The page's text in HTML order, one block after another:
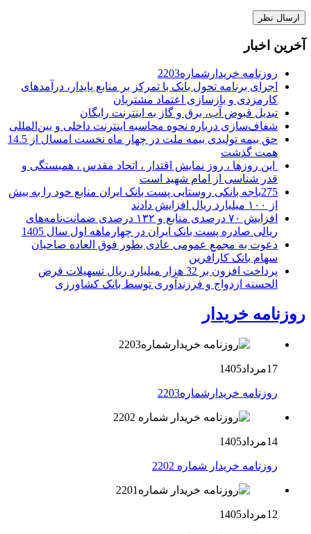
آخرین اخبار
روزنامه خریدارشماره2203
اجرای برنامه تحول بانک با تمرکز بر منابع پایدار، درآمدهای
کارمزدی و بازسازی اعتماد مشتریان
تبدیل قبوض آب، برق و گاز به اینترنت رایگان
شفاف‌سازی درباره نحوه محاسبه اینترنت داخلی و بین‌المللی
حق بیمه تولیدی بیمه ملت در چهار ماه نخست امسال از 14.5
همت گذشت
این روزها ، روز نمایش اقتدار ، اتحاد مقدس ، همبستگی و
قدر شناسی از امام شهید است
275باجه بانکی روستایی پست بانک ایران منابع خود را به بیش
از ۱۰۰ میلیارد ریال افزایش دادند
افزایش ۷۰ درصدی منابع و ۱۳۲ درصدی ضمانت‌نامه‌های
ریالی صادره پست بانک ایران در چهارماهه اول سال 1405
دعوت به مجمع عمومی عادی بطور فوق العاده صاحبان
سهام بانک کارآفرین
پرداخت افزون بر 32 هزار میلیارد ریال تسهیلات قرض
الحسنه ازدواج و فرزندآوری توسط بانک کشاورزی
روزنامه خریدار
17مرداد1405
روزنامه خریدارشماره2203
14مرداد1405
روزنامه خریدار شماره 2202
12مرداد1405